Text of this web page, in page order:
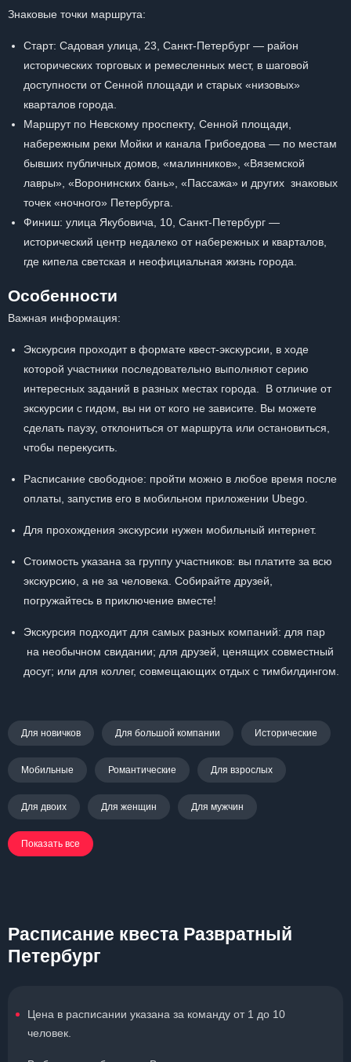
Знаковые точки маршрута:
Старт: Садовая улица, 23, Санкт-Петербург — район
исторических торговых и ремесленных мест, в шаговой
доступности от Сенной площади и старых «низовых»
кварталов города.
Маршрут по Невскому проспекту, Сенной площади,
набережным реки Мойки и канала Грибоедова — по местам
бывших публичных домов, «малинников», «Вяземской
лавры», «Воронинских бань», «Пассажа» и других знаковых
точек «ночного» Петербурга.
Финиш: улица Якубовича, 10, Санкт-Петербург —
исторический центр недалеко от набережных и кварталов,
где кипела светская и неофициальная жизнь города.
Особенности
Важная информация:
Экскурсия проходит в формате квест-экскурсии, в ходе
которой участники последовательно выполняют серию
интересных заданий в разных местах города. В отличие от
экскурсии с гидом, вы ни от кого не зависите. Вы можете
сделать паузу, отклониться от маршрута или остановиться,
чтобы перекусить.
Расписание свободное: пройти можно в любое время после
оплаты, запустив его в мобильном приложении Ubego.
Для прохождения экскурсии нужен мобильный интернет.
Стоимость указана за группу участников: вы платите за всю
экскурсию, а не за человека. Собирайте друзей,
погружайтесь в приключение вместе!
Экскурсия подходит для самых разных компаний: для пар
на необычном свидании; для друзей, ценящих совместный
досуг; или для коллег, совмещающих отдых с тимбилдингом.
Для новичков Для большой компании Исторические
Мобильные Романтические Для взрослых
Для двоих Для женщин Для мужчин
Показать все
Расписание квеста Развратный
Петербург
Цена в расписании указана за команду от 1 до 10
человек.